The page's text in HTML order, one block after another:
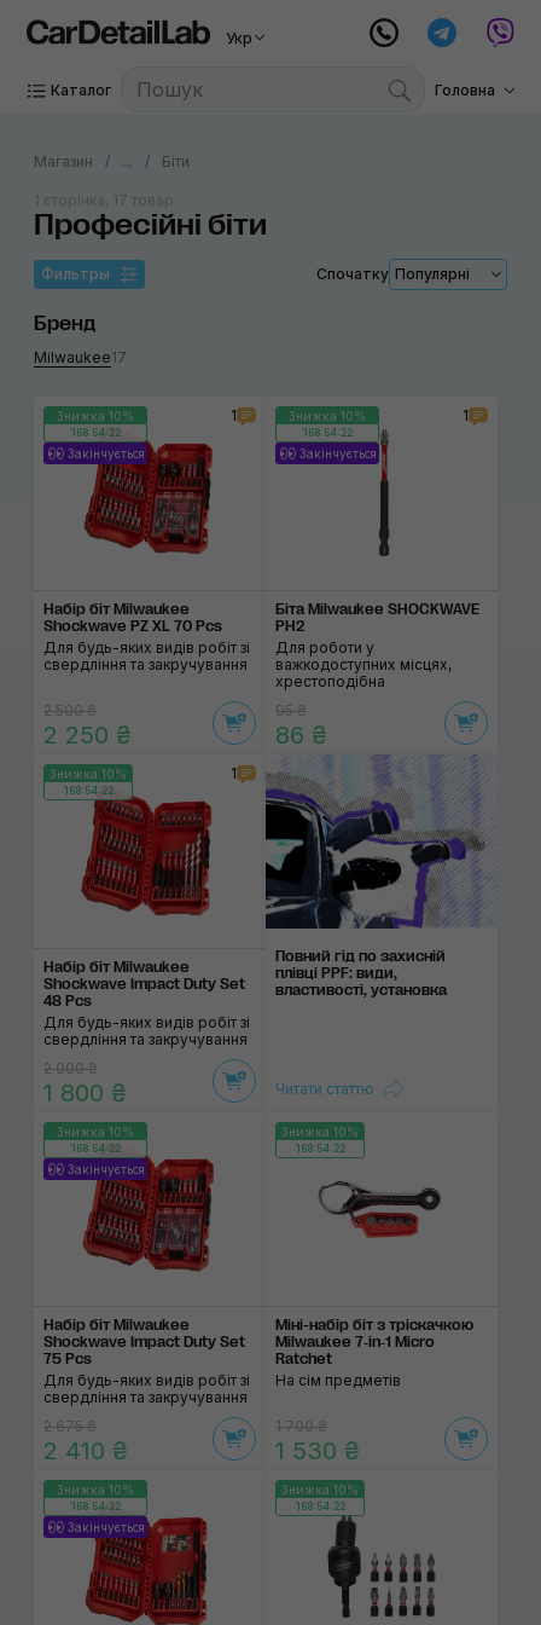
Укр
Каталог Головна
Магазин ... Біти
Професійні біти
1 сторінка, 17 товар
Фильтры Спочатку Популярні
Бренд
Milwaukee17
Знижка 10%
168:54:22
Закінчується
1
Набір біт Milwaukee
Shockwave PZ XL 70 Pcs
Для будь-яких видів робіт зі
свердління та закручування
2 500 ₴
2 250 ₴
Знижка 10%
168:54:22
Закінчується
1
Біта Milwaukee SHOCKWAVE
PH2
Для роботи у
важкодоступних місцях,
хрестоподібна
95 ₴
86 ₴
Знижка 10%
168:54:22
1
Набір біт Milwaukee
Shockwave Impact Duty Set
48 Pcs
Для будь-яких видів робіт зі
свердління та закручування
2 000 ₴
1 800 ₴
Повний гід по захисній
плівці PPF: види,
властивості, установка
Читати статтю
Знижка 10%
168:54:22
Закінчується
Набір біт Milwaukee
Shockwave Impact Duty Set
75 Pcs
Для будь-яких видів робіт зі
свердління та закручування
2 675 ₴
2 410 ₴
Знижка 10%
168:54:22
Міні-набір біт з тріскачкою
Milwaukee 7‑in‑1 Micro
Ratchet
На сім предметів
1 700 ₴
1 530 ₴
Знижка 10%
168:54:22
Закінчується
Знижка 10%
168:54:22